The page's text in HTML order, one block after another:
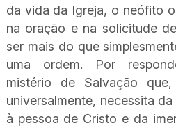
da vida da Igreja, o neófito
na oração e na solicitude
ser mais do que
uma ordem. Por
mistério de Salvação
universalmente, necessita
à pessoa de Cristo e da